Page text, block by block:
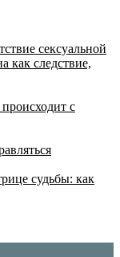
сексуальной
как следствие,
с
судьбы: как